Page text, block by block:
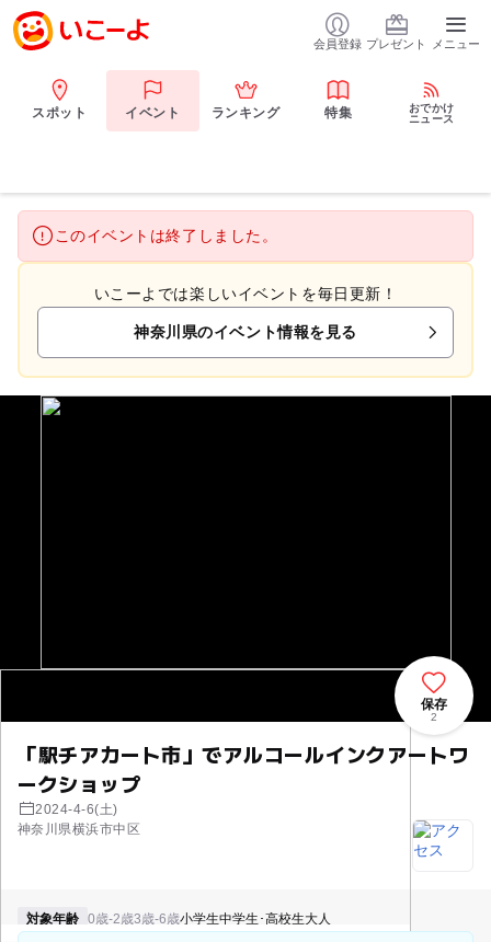
会員登録 プレゼント メニュー
スポット イベント ランキング 特集
おでかけ
ニュース
このイベントは終了しました。
いこーよでは楽しいイベントを毎日更新！
神奈川県のイベント情報を見る
「駅チアカート市」でアルコールインクアートワ
ークショップ
2024-4-6(土)
神奈川県横浜市中区
保存
2
対象年齢 0歳-2歳3歳-6歳小学生中学生･高校生大人